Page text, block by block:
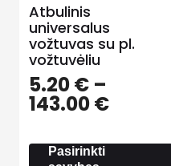
Atbulinis
universalus
vožtuvas su pl.
vožtuvėliu
5.20€ –
143.00€Price
5.20 €
Pasirinkti